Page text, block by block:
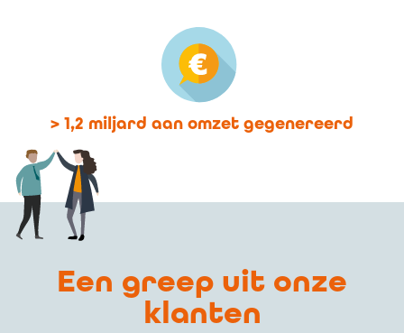
> 1,2 miljard aan omzet gegenereerd
Een greep uit onze
klanten